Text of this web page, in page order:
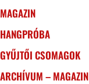
MAGAZIN
HANGPRÓBA
GYŰJTŐI CSOMAGOK
ARCHÍVUM – MAGAZIN